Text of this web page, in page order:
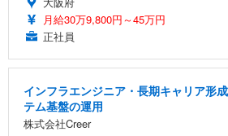
月給30万9,800円～45万円
正社員
インフラエンジニア・長期キャリア形
テム基盤の運用
株式会社Creer